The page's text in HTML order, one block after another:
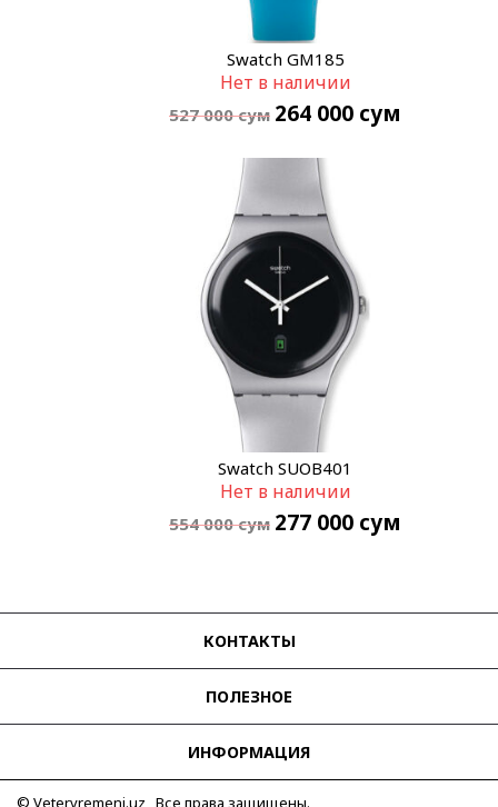
Swatch GM185
Нет в наличии
527 000сум 264 000 сум
Swatch SUOB401
Нет в наличии
554 000сум 277 000 сум
КОНТАКТЫ
ПОЛЕЗНОЕ
ИНФОРМАЦИЯ
© Vetervremeni.uz Все права защищены.